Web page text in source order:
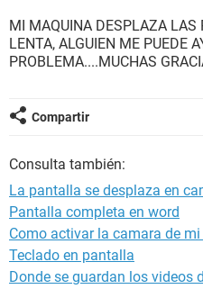
MI MAQUINA DESPLAZA LAS
LENTA, ALGUIEN ME PUEDE
PROBLEMA....MUCHAS
Compartir
Consulta también:
La pantalla se desplaza en
Pantalla completa en word
Como activar la camara de
Teclado en pantalla
Donde se guardan los videos